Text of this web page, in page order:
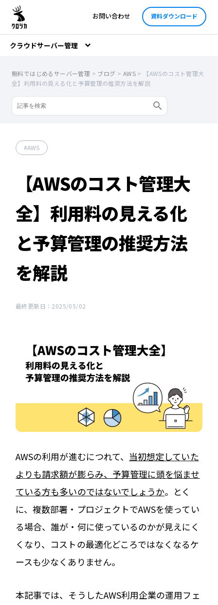
お問い合わせ 資料ダウンロード
クラウドサーバー管理
無料ではじめるサーバー管理 > ブログ > AWS >
【AWSのコスト管理大
全】利用料の見える化と予算管理の推奨方法を解説
AWS
【AWSのコスト管理大
全】利用料の見える化
と予算管理の推奨方法
を解説
最終更新日：2025/05/02
AWSの利用が進むにつれて、 当初想定していた
よりも請求額が膨らみ、予算管理に頭を悩ませ
ている方も多いのではないでしょうか。とく
に、複数部署・プロジェクトでAWSを使ってい
る場合、誰が・何に使っているのかが見えにく
くなり、コストの最適化どころではなくなるケ
ースも少なくありません。
本記事では、そうしたAWS利用企業の運用フェ